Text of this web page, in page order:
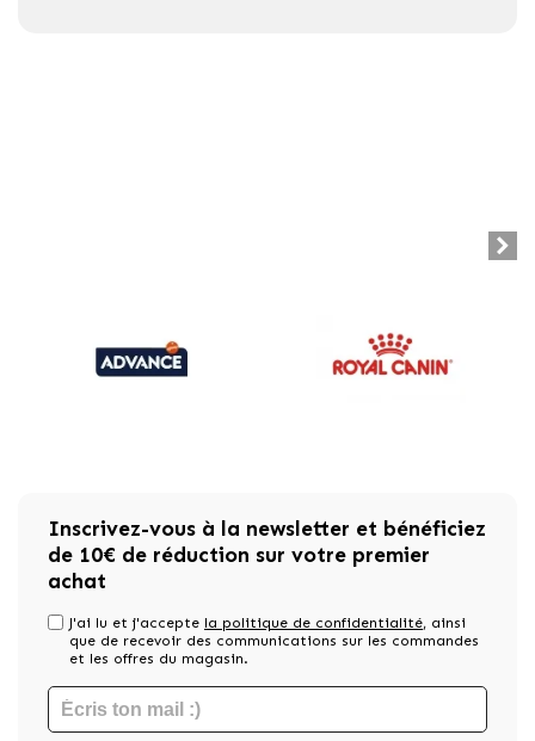
Inscrivez-vous à la newsletter et bénéficiez
de 10€ de réduction sur votre premier
achat
J'ai lu et j'accepte la politique de confidentialité, ainsi
que de recevoir des communications sur les commandes
et les offres du magasin.